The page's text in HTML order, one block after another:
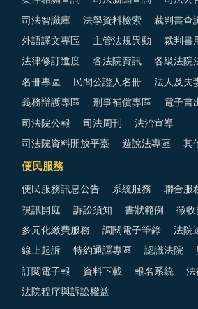
司法智識庫 法學資料檢索 裁判書查
外語譯文專區 主管法規異動 裁判書
法律修訂進度 各法院資訊 各級法院
名冊專區 民間公證人名冊 法人及夫
義務辯護專區 刑事補償專區 電子書
司法院公報 司法周刊 法治宣導
司法院資料開放平臺 遊說法專區 其
便民服務
便民服務訊息公告 系統服務 聯合服
視訊開庭 訴訟須知 書狀範例 徵收
多元化繳費服務 調閱電子筆錄 法院
線上起訴 特約通譯專區 認識法院
訂閱電子報 資料下載 報名系統 法
法院程序與訴訟權益